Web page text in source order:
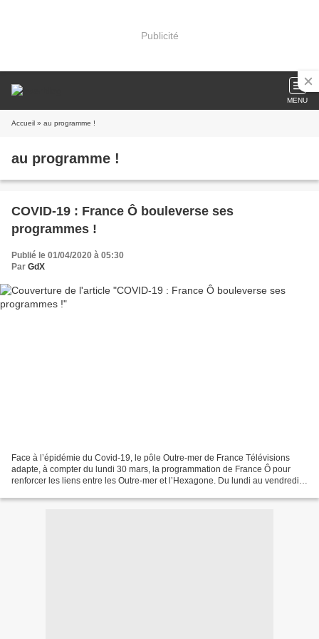
Publicité
MENU
Accueil » au programme !
au programme !
COVID-19 : France Ô bouleverse ses
programmes !
Publié le 01/04/2020 à 05:30
Par GdX
Face à l’épidémie du Covid-19, le pôle Outre-mer de France Télévisions
adapte, à compter du lundi 30 mars, la programmation de France Ô pour
renforcer les liens entre les Outre-mer et l’Hexagone. Du lundi au vendredi à